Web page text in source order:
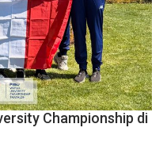
Championship di